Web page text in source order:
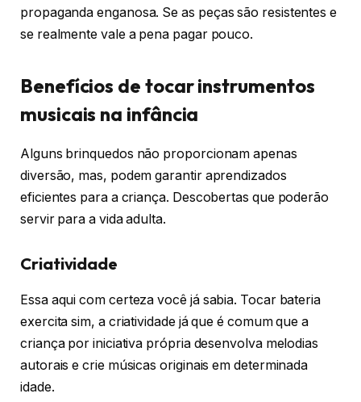
propaganda enganosa. Se as peças são resistentes e
se realmente vale a pena pagar pouco.
Benefícios de tocar instrumentos
musicais na infância
Alguns brinquedos não proporcionam apenas
diversão, mas, podem garantir aprendizados
eficientes para a criança. Descobertas que poderão
servir para a vida adulta.
Criatividade
Essa aqui com certeza você já sabia. Tocar bateria
exercita sim, a criatividade já que é comum que a
criança por iniciativa própria desenvolva melodias
autorais e crie músicas originais em determinada
idade.